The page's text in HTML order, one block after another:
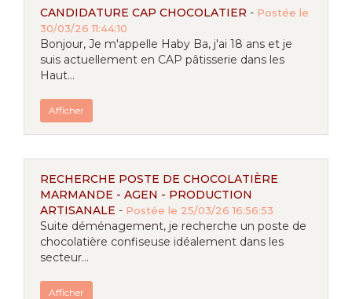
CANDIDATURE CAP CHOCOLATIER - Postée le
30/03/26 11:44:10
Bonjour, Je m'appelle Haby Ba, j'ai 18 ans et je
suis actuellement en CAP pâtisserie dans les
Haut...
Afficher
RECHERCHE POSTE DE CHOCOLATIÈRE
MARMANDE - AGEN - PRODUCTION
ARTISANALE - Postée le 25/03/26 16:56:53
Suite déménagement, je recherche un poste de
chocolatière confiseuse idéalement dans les
secteur...
Afficher